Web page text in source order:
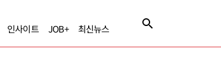
인사이트 JOB+ 최신뉴스